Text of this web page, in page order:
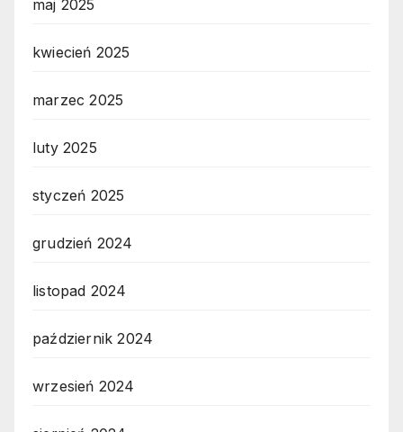
maj 2025
kwiecień 2025
marzec 2025
luty 2025
styczeń 2025
grudzień 2024
listopad 2024
październik 2024
wrzesień 2024